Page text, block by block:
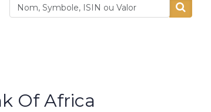
1,32 % Alliances 380,00 0,8 %
Of Africa